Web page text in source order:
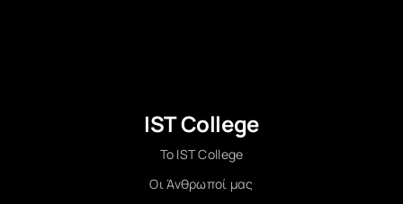
IST College
Το IST College
Οι Άνθρωποί μας